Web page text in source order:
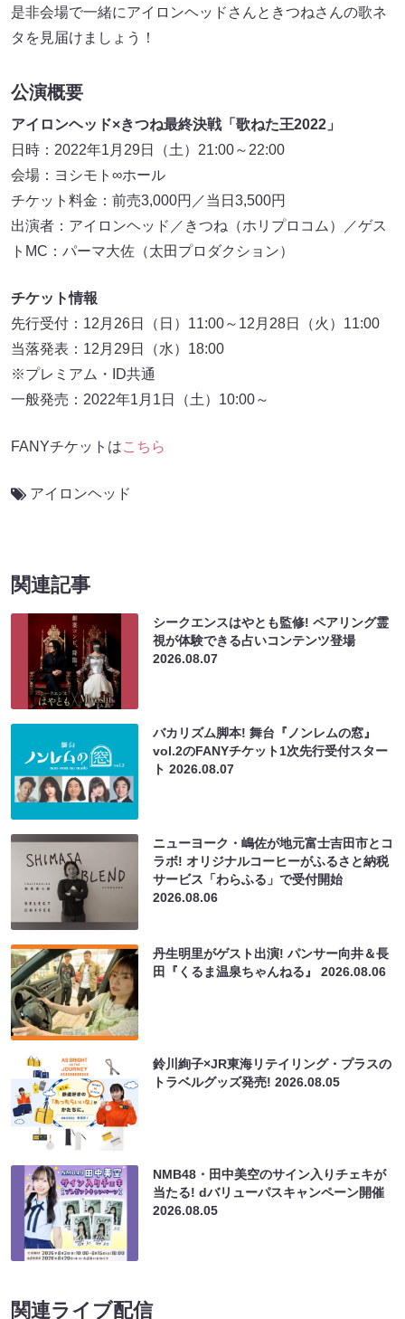
是非会場で一緒にアイロンヘッドさんときつねさんの歌ネ
タを見届けましょう！
公演概要
アイロンヘッド×きつね最終決戦「歌ねた王2022」
日時：2022年1月29日（土）21:00～22:00
会場：ヨシモト∞ホール
チケット料金：前売3,000円／当日3,500円
出演者：アイロンヘッド／きつね（ホリプロコム）／ゲス
トMC：パーマ大佐（太田プロダクション）
チケット情報
先行受付：12月26日（日）11:00～12月28日（火）11:00
当落発表：12月29日（水）18:00
※プレミアム・ID共通
一般発売：2022年1月1日（土）10:00～
FANYチケットはこちら
アイロンヘッド
関連記事
シークエンスはやとも監修! ペアリング霊
視が体験できる占いコンテンツ登場
2026.08.07
バカリズム脚本! 舞台『ノンレムの窓』
vol.2のFANYチケット1次先行受付スター
ト2026.08.07
ニューヨーク・嶋佐が地元富士吉田市とコ
ラボ! オリジナルコーヒーがふるさと納税
サービス「わらふる」で受付開始
2026.08.06
丹生明里がゲスト出演! パンサー向井＆長
田『くるま温泉ちゃんねる』2026.08.06
鈴川絢子×JR東海リテイリング・プラスの
トラベルグッズ発売!2026.08.05
NMB48・田中美空のサイン入りチェキが
当たる! dバリューパスキャンペーン開催
2026.08.05
関連ライブ配信